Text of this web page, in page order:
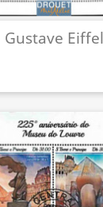
Gustave Eiffel